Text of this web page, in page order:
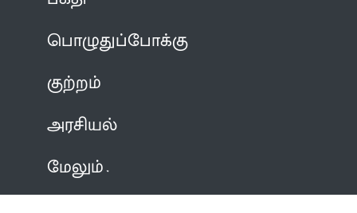
பொழுதுப்போக்கு
குற்றம்
அரசியல்
மேலும்